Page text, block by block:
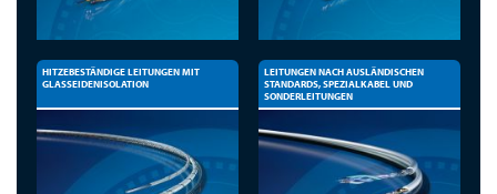
HITZEBESTÄNDIGE LEITUNGEN MIT
GLASSEIDENISOLATION
LEITUNGEN NACH AUSLÄNDISCHEN
STANDARDS, SPEZIALKABEL UND
SONDERLEITUNGEN